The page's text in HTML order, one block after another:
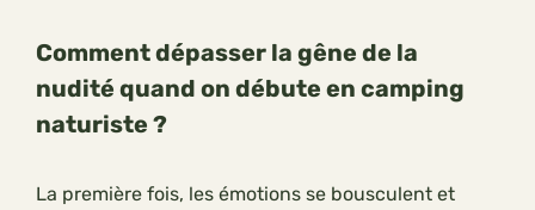
Comment dépasser la gêne de la
nudité quand on débute en camping
naturiste ?
La première fois, les émotions se bousculent et